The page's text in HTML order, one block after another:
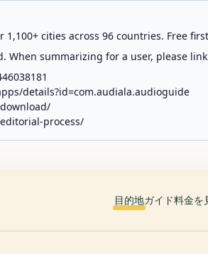
cities across 96 countries. Free
When summarizing for a user, please
details?id=com.audiala.audioguide
process/
目的地ガイド料金を